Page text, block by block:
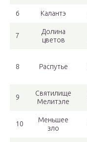
6 Калантэ
7
Долина
цветов
8 Распутье
9
Святилище
Мелитэле
10
Меньшее
зло